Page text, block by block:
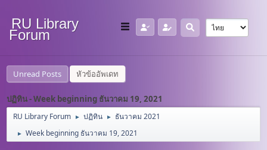
RU Library
Forum
Unread Posts หัวข้ออัพเดท
ปฏิทิน - Week beginning ธันวาคม 19, 2021
RU Library Forum ► ปฏิทิน ► ธันวาคม 2021
► Week beginning ธันวาคม 19, 2021